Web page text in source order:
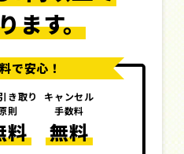
ます。
で安心！
き取り
則
料
キャンセル
手数料
無料